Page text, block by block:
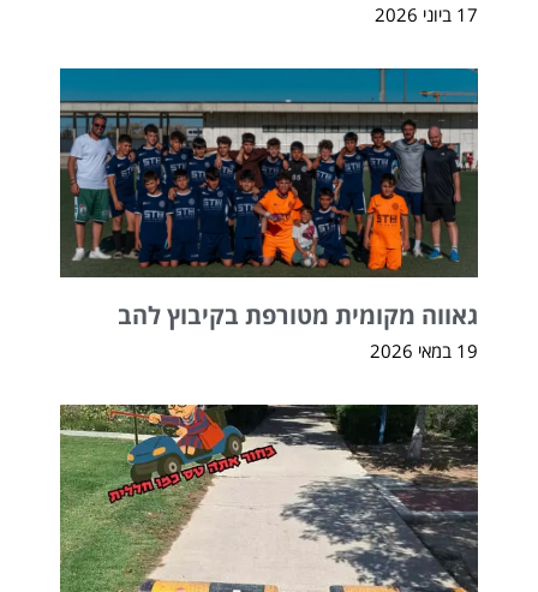
17 ביוני 2026
גאווה מקומית מטורפת בקיבוץ להב
19 במאי 2026